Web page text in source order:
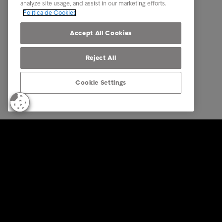
analyze site usage, and assist in our marketing efforts.
Política de Cookies
Accept All Cookies
Reject All
Cookie Settings